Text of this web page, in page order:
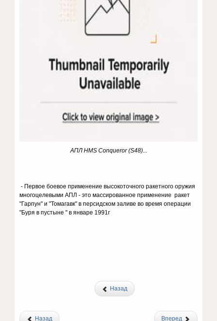
АПЛ HMS Conqueror (S48)...
- Первое боевое применение высокоточного ракетного оружия
многоцелевыми АПЛ - это массированное применение ракет
"Гарпун" и "Томагавк" в персидском заливе во время операции
"Буря в пустыне " в январе 1991г
Назад
Назад Вперед